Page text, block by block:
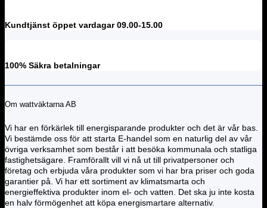
Kundtjänst öppet vardagar 09.00-15.00
100% Säkra betalningar
Om wattväktarna AB
Vi har en förkärlek till energisparande produkter och det är vår bas.
Vi bestämde oss för att starta E-handel som en naturlig del av vår
övriga verksamhet som består i att besöka kommunala och statliga
fastighetsägare. Framförallt vill vi nå ut till privatpersoner och
företag och erbjuda våra produkter som vi har bra priser och goda
garantier på. Vi har ett sortiment av klimatsmarta och
energieffektiva produkter inom el- och vatten. Det ska ju inte kosta
en halv förmögenhet att köpa energismartare alternativ.